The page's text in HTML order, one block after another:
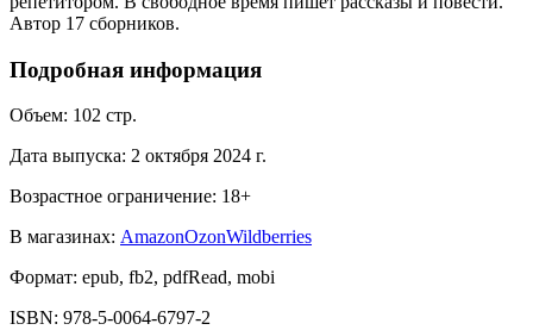
Автор 17 сборников.
Подробная информация
Объем: 102 стр.
Дата выпуска: 2 октября 2024 г.
Возрастное ограничение: 18+
В магазинах: AmazonOzonWildberries
Формат: epub, fb2, pdfRead, mobi
ISBN: 978-5-0064-6797-2